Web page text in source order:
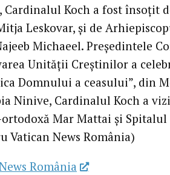
Cardinalul Koch a fost însoțit
Leskovar, și de
Michaeel. Președintele
Unității Creștinilor a
Domnului a ceasului”, din
Ninive, Cardinalul Koch a
Mar Mattai și Spitalul
Vatican News România)
România